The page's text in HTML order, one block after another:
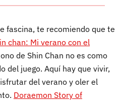
fascina, te recomiendo que te
chan: Mi verano con el
de Shin Chan no es como
del juego. Aquí hay que vivir,
del verano y oler el
Doraemon Story of